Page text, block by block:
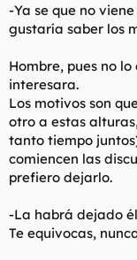
-Ya se que no
gustaría saber los
Hombre, pues no
interesara.
Los motivos son
otro a estas
tanto tiempo
comiencen las
prefiero dejarlo.
-La habrá dejado
Te equivocas,